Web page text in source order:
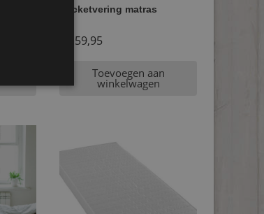
Pocketvering matras
159,95
Toevoegen aan
winkelwagen